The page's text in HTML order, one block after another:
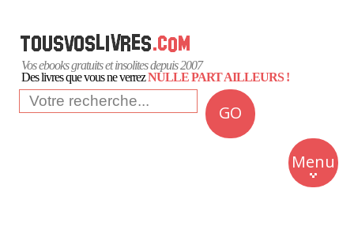
Vos ebooks gratuits et insolites depuis 2007
Des livres que vous ne verrezNULLE PART AILLEURS !
GO
Menu
Insolite
Business